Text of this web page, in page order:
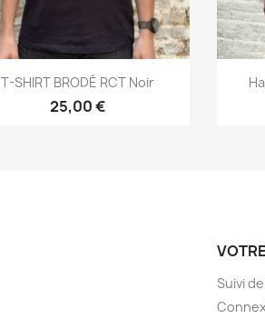
Aperçu rapide
T-SHIRT BRODÉ RCT Noir
25,00 €
Suivi